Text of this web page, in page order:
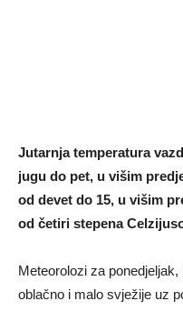
Jutarnja temperatura
jugu do pet, u višim
od devet do 15, u višim
od četiri stepena
Meteorolozi za
oblačno i malo svježije uz